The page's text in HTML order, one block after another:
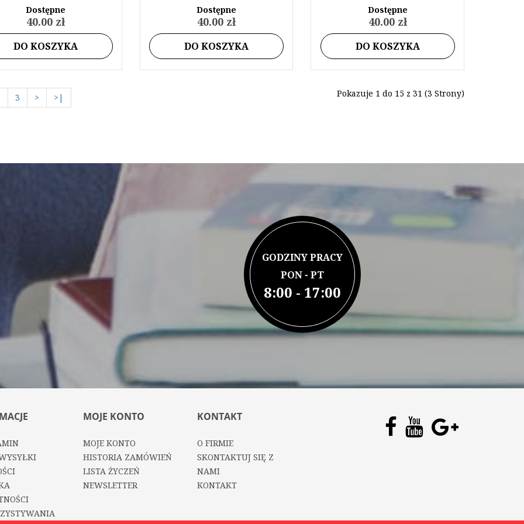
Dostępne
40.00 zł
DO KOSZYKA
Dostępne
40.00 zł
DO KOSZYKA
Dostępne
40.00 zł
DO KOSZYKA
3 > >| Pokazuje 1 do 15 z 31 (3 Strony)
GODZINY PRACY
PON - PT
8:00 - 17:00
MOJE KONTO
MOJE KONTO
HISTORIA ZAMÓWIEŃ
LISTA ŻYCZEŃ
NEWSLETTER
KONTAKT
O FIRMIE
SKONTAKTUJ SIĘ Z
NAMI
KONTAKT